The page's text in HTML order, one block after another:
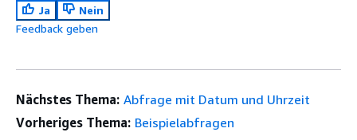
Ja
Nein
Feedback geben
Nächstes Thema: Abfrage mit Datum und Uhrzeit
Vorheriges Thema: Beispielabfragen